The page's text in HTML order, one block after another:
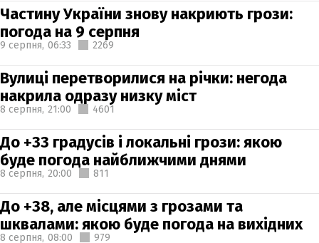
Частину України знову накриють грози:
погода на 9 серпня
9 серпня, 06:33 2269
Вулиці перетворилися на річки: негода
накрила одразу низку міст
8 серпня, 21:00 4601
До +33 градусів і локальні грози: якою
буде погода найближчими днями
8 серпня, 20:00 811
До +38, але місцями з грозами та
шквалами: якою буде погода на вихідних
8 серпня, 08:00 979